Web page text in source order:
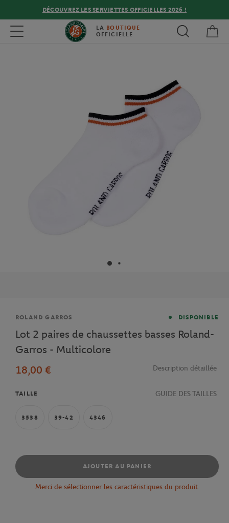
DÉCOUVREZ LES SERVIETTES OFFICIELLES 2026 !
Toggle navigation LA BOUTIQUE
OFFICIELLE
Marque
ROLAND GARROS DISPONIBLE
Lot 2 paires de chaussettes basses Roland-
Garros - Multicolore
18,00 €
Description détaillée
TAILLE GUIDE DES TAILLES
3538 39-42 4346
AJOUTER AU PANIER
Merci de sélectionner les caractéristiques du produit.